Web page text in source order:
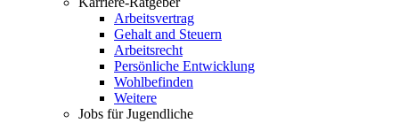
Arbeitsvertrag
Gehalt and Steuern
Arbeitsrecht
Persönliche Entwicklung
Wohlbefinden
Weitere
Jobs für Jugendliche